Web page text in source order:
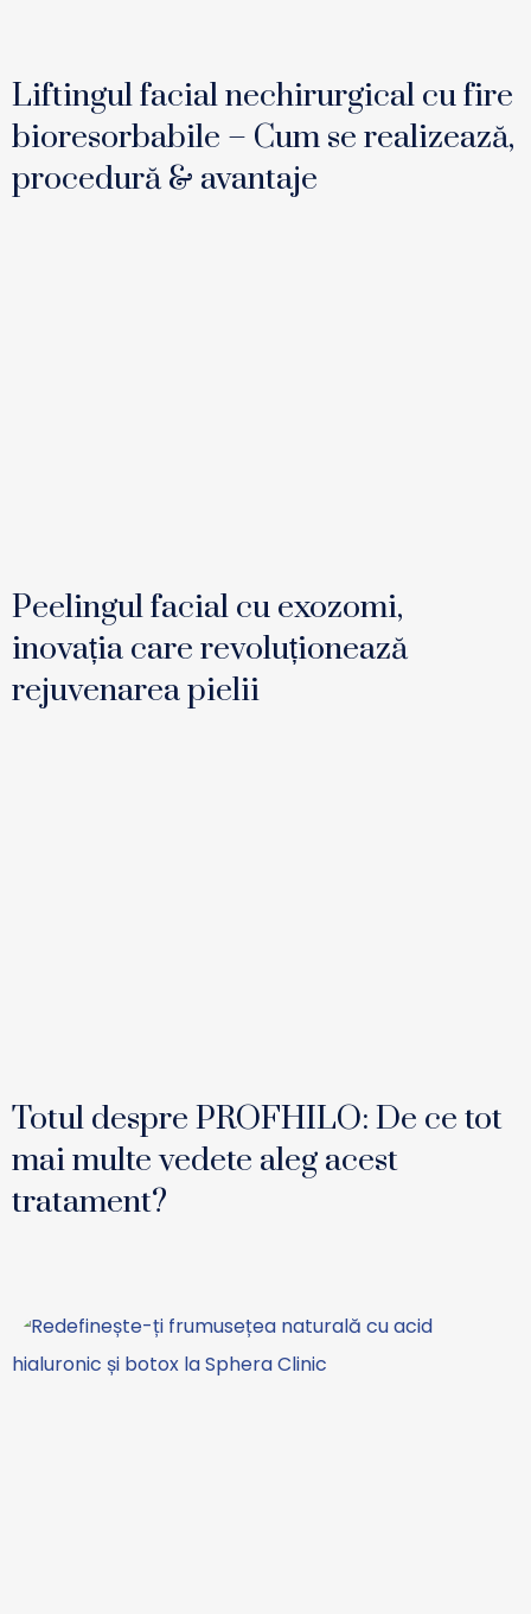
Liftingul facial nechirurgical cu fire
bioresorbabile – Cum se realizează,
procedură & avantaje
Peelingul facial cu exozomi,
inovația care revoluționează
rejuvenarea pielii
Totul despre PROFHILO: De ce tot
mai multe vedete aleg acest
tratament?